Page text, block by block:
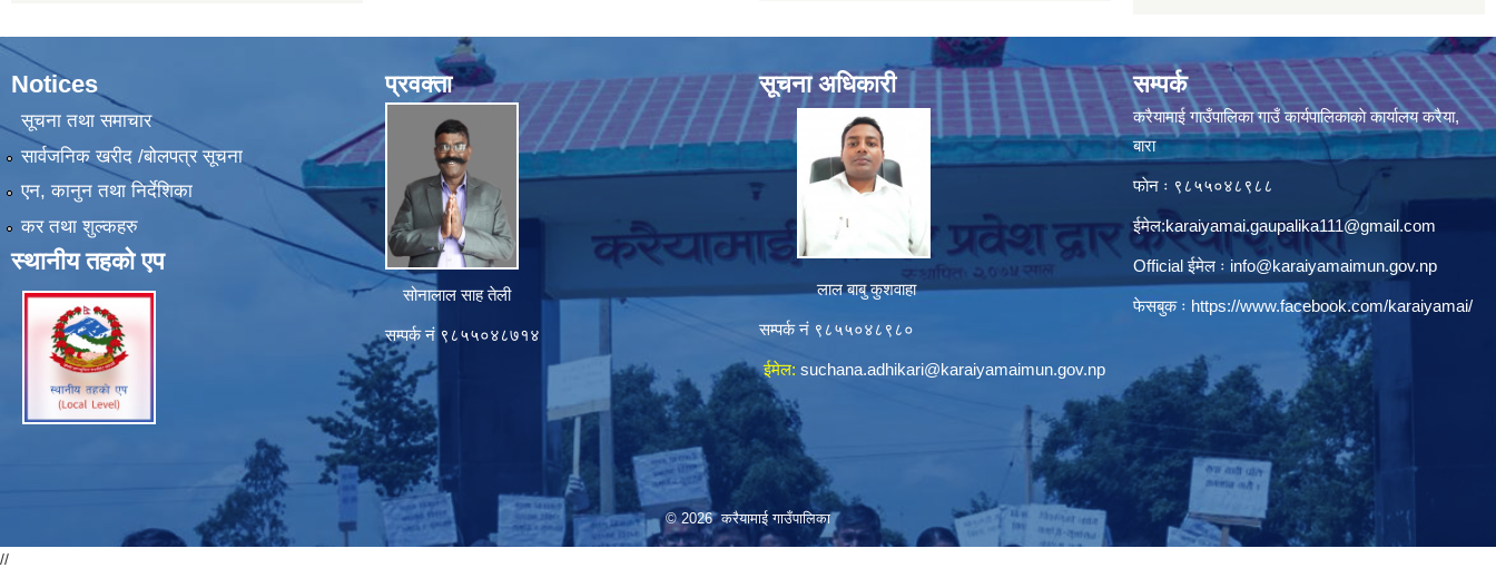
Notices
सूचना तथा समाचार
सार्वजनिक खरीद /बोलपत्र सूचना
एन, कानुन तथा निर्देशिका
कर तथा शुल्कहरु
स्थानीय तहको एप
प्रवक्ता
सोनालाल साह तेली
सम्पर्क नं ९८५५०४८७१४
सूचना अधिकारी
लाल बाबु कुशवाहा
सम्पर्क नं ९८५५०४८९८०
ईमेल: suchana.adhikari@karaiyamaimun.gov.np
सम्पर्क
करैयामाई गाउँपालिका गाउँ कार्यपालिकाकाे कार्यालय करैया,
बारा
फाेन ः ‌९८५५०४८९८८
ईमेल:karaiyamai.gaupalika111@gmail.com
Official ईमेल ः info@karaiyamaimun.gov.np
फेसबुक ः https://www.facebook.com/karaiyamai/
© 2026 करैयामाई गाउँपालिका
//